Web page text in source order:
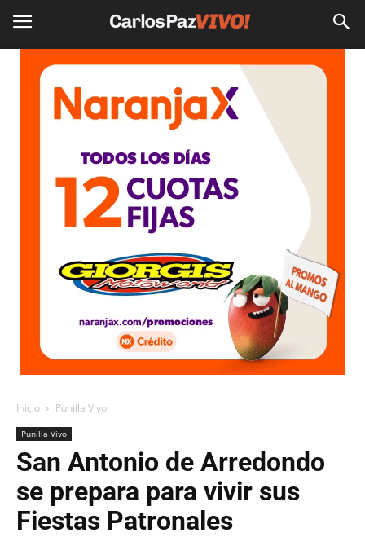
Inicio Punilla Vivo
Punilla Vivo
San Antonio de Arredondo
se prepara para vivir sus
Fiestas Patronales